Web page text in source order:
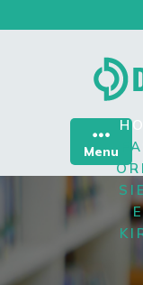
to
Menu